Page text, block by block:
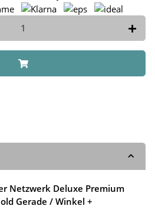
Netzwerk Deluxe Premium
Gerade / Winkel +